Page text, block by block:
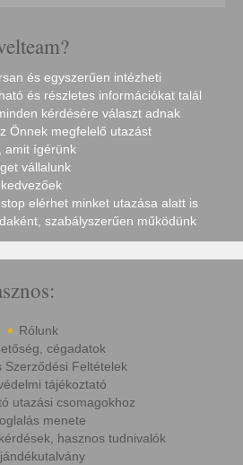
és egyszerűen intézheti
és részletes információkat talál
kérdésére választ adnak
Önnek megfelelő utazást
amit ígérünk
vállalunk
elérhet minket utazása alatt is
szabályszerűen működünk
Rólunk
cégadatok
Szerződési Feltételek
tájékoztató
utazási csomagokhoz
menete
hasznos tudnivalók